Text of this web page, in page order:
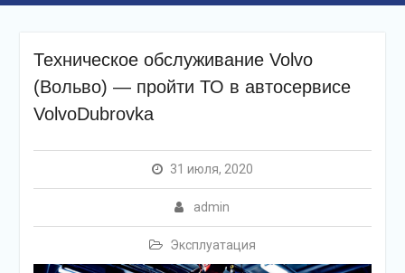
Техническое обслуживание Volvo
(Вольво) — пройти ТО в автосервисе
VolvoDubrovka
31 июля, 2020
admin
Эксплуатация